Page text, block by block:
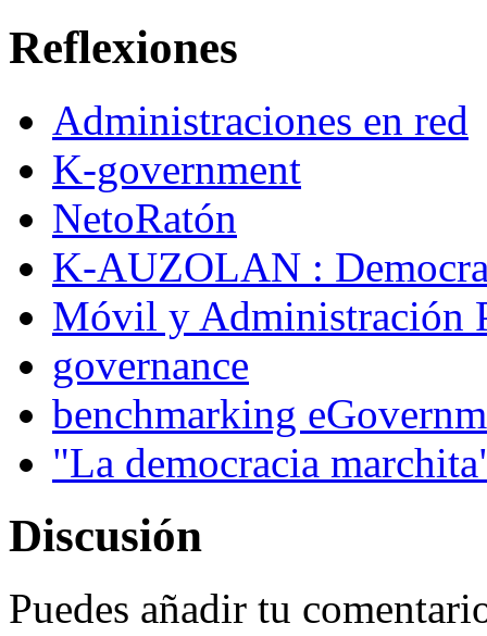
Reflexiones
Administraciones en red
K-government
NetoRatón
K-AUZOLAN :
Móvil y Administración
governance
benchmarking
"La democracia
Discusión
Puedes añadir tu